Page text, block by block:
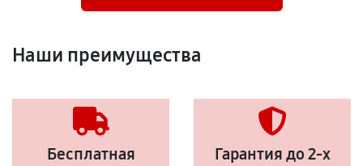
Наши преимущества
Бесплатная
Гарантия до 2-х